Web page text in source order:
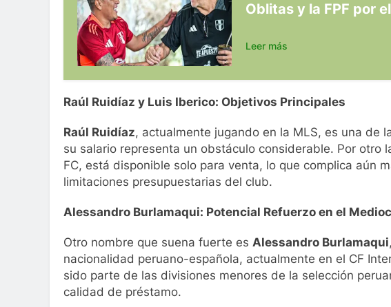
Oblitas y la FPF por
Leer más
Raúl Ruidíaz y Luis Iberico: Objetivos Principales
Raúl Ruidíaz, actualmente jugando en la MLS, es una de
su salario representa un obstáculo considerable. Por otro
FC, está disponible solo para venta, lo que complica aún
limitaciones presupuestarias del club.
Alessandro Burlamaqui: Potencial Refuerzo en el
Otro nombre que suena fuerte es Alessandro Burlamaqui
nacionalidad peruano-española, actualmente en el CF
sido parte de las divisiones menores de la selección
calidad de préstamo.